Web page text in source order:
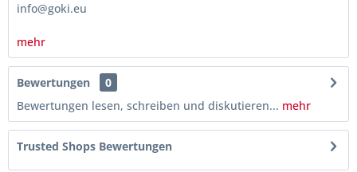
info@goki.eu
mehr
Bewertungen
0
Bewertungen lesen, schreiben und diskutieren... mehr
Trusted Shops Bewertungen